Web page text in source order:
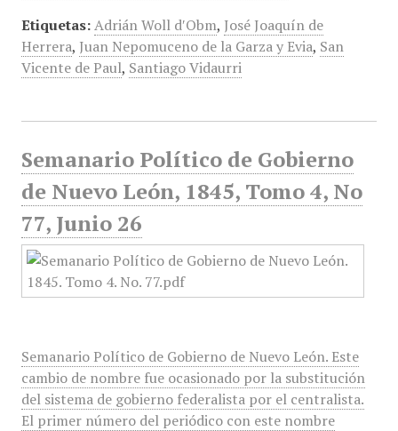
Etiquetas: Adrián Woll d′Obm​, José Joaquín de
Herrera, Juan Nepomuceno de la Garza y Evia, San
Vicente de Paul, Santiago Vidaurri
Semanario Político de Gobierno
de Nuevo León, 1845, Tomo 4, No
77, Junio 26
Semanario Político de Gobierno de Nuevo León. Este
cambio de nombre fue ocasionado por la substitución
del sistema de gobierno federalista por el centralista.
El primer número del periódico con este nombre